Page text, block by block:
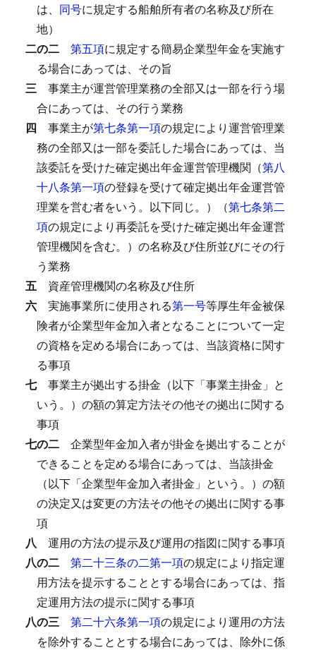
は、 同号に規定する船舶所有者の名称及び所在
地）
二の二 第五項に規定する簡易企業型年金を実施す
る場合にあっては、その旨
三 事業主が運営管理業務の全部又は一部を行う場
合にあっては、その行う業務
四 事業主が第七条第一項の規定により運営管理業
務の全部又は一部を委託した場合にあっては、当
該委託を受けた確定拠出年金運営管理機関（第八
十八条第一項の登録を受けて確定拠出年金運営管
理業を営む者をいう。以下同じ。）（第七条第二
項の規定により再委託を受けた確定拠出年金運営
管理機関を含む。）の名称及び住所並びにその行
う業務
五 資産管理機関の名称及び住所
六 実施事業所に使用される第一号等厚生年金被保
険者が企業型年金加入者となることについて一定
の資格を定める場合にあっては、当該資格に関す
る事項
七 事業主が拠出する掛金（以下「事業主掛金」と
いう。）の額の算定方法その他その拠出に関する
事項
七の二 企業型年金加入者が掛金を拠出することが
できることを定める場合にあっては、当該掛金
（以下「企業型年金加入者掛金」という。）の額
の決定又は変更の方法その他その拠出に関する事
項
八 運用の方法の提示及び運用の指図に関する事項
八の二 第二十三条の二第一項の規定により指定運
用方法を提示することとする場合にあっては、指
定運用方法の提示に関する事項
八の三 第二十六条第一項の規定により運用の方法
を除外することとする場合にあっては、除外に係